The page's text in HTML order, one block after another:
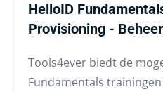
HelloID
Provisioning - Beheer
Tools4ever biedt de
Fundamentals trainingen